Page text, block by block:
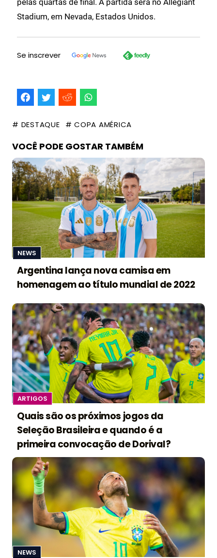
Stadium, em Nevada, Estados Unidos.
Se inscrever
# DESTAQUE # COPA AMÉRICA
VOCÊ PODE GOSTAR TAMBÉM
NEWS
Argentina lança nova camisa em
homenagem ao título mundial de 2022
ARTIGOS
Quais são os próximos jogos da
Seleção Brasileira e quando é a
primeira convocação de Dorival?
NEWS